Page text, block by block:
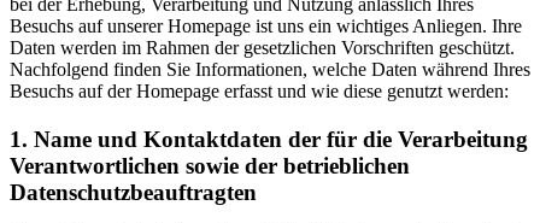
Besuchs auf unserer Homepage ist uns ein wichtiges Anliegen. Ihre
Daten werden im Rahmen der gesetzlichen Vorschriften geschützt.
Nachfolgend finden Sie Informationen, welche Daten während Ihres
Besuchs auf der Homepage erfasst und wie diese genutzt werden:
1. Name und Kontaktdaten der für die Verarbeitung
Verantwortlichen sowie der betrieblichen
Datenschutzbeauftragten